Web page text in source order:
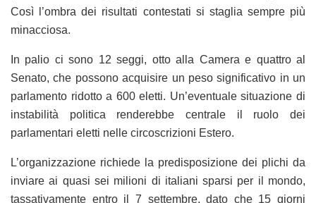
Così l’ombra dei risultati contestati si staglia sempre più
minacciosa.
In palio ci sono 12 seggi, otto alla Camera e quattro al
Senato, che possono acquisire un peso significativo in un
parlamento ridotto a 600 eletti. Un’eventuale situazione di
instabilità politica renderebbe centrale il ruolo dei
parlamentari eletti nelle circoscrizioni Estero.
L’organizzazione richiede la predisposizione dei plichi da
inviare ai quasi sei milioni di italiani sparsi per il mondo,
tassativamente entro il 7 settembre, dato che 15 giorni